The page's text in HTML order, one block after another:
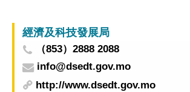
經濟及科技發展局
（853）2888 2088
info@dsedt.gov.mo
http://www.dsedt.gov.mo